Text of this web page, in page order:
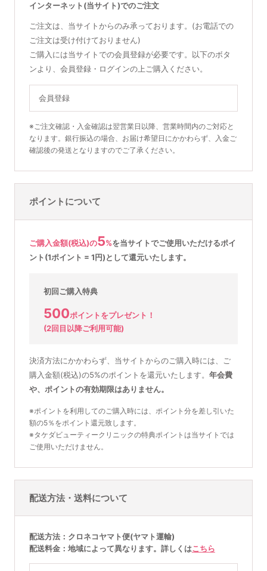
インターネット(当サイト)でのご注文
ご注文は、当サイトからのみ承っております。(お電話での
ご注文は受け付けておりません)
ご購入には当サイトでの会員登録が必要です。以下のボタ
ンより、会員登録・ログインの上ご購入ください。
会員登録
※ご注文確認・入金確認は翌営業日以降、営業時間内のご対応と
なります。銀行振込の場合、お届け希望日にかかわらず、入金ご
確認後の発送となりますのでご了承ください。
ポイントについて
ご購入金額(税込)の5%を当サイトでご使用いただけるポイ
ント(1ポイント = 1円)として還元いたします。
初回ご購入特典
500ポイントをプレゼント！
(2回目以降ご利用可能)
決済方法にかかわらず、当サイトからのご購入時には、ご
購入金額(税込)の5%のポイントを還元いたします。 年会費
や、ポイントの有効期限はありません。
※ポイントを利用してのご購入時には、ポイント分を差し引いた
額の5％をポイント還元致します。
※タケダビューティークリニックの特典ポイントは当サイトでは
ご使用いただけません。
配送方法・送料について
配送方法
クロネコヤマト便(ヤマト運輸)
配送料金
地域によって異なります。詳しくはこちら